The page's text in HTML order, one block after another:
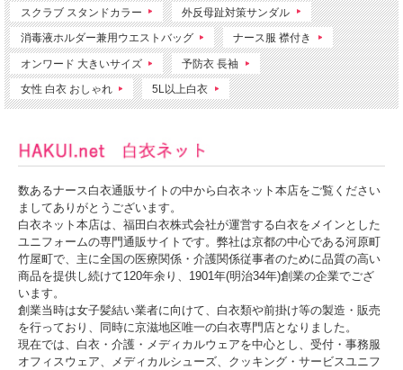
中ポケット付き：ダブルポケット仕様、携帯品の仕分けに便利です。
ウエストループ：右脇には、ボタンで留めるウエストループ付き。
スクラブ スタンドカラー 外反母趾対策サンダル
消毒液ホルダー兼用ウエストバッグ ナース服 襟付き
オンワード 大きいサイズ 予防衣 長袖
女性 白衣 おしゃれ 5L以上白衣
数あるナース白衣通販サイトの中から白衣ネット本店をご覧ください
ましてありがとうございます。
白衣ネット本店は、福田白衣株式会社が運営する白衣をメインとした
ユニフォームの専門通販サイトです。弊社は京都の中心である河原町
竹屋町で、主に全国の医療関係・介護関係従事者のために品質の高い
商品を提供し続けて120年余り、1901年(明治34年)創業の企業でござ
います。
創業当時は女子髪結い業者に向けて、白衣類や前掛け等の製造・販売
を行っており、同時に京滋地区唯一の白衣専門店となりました。
現在では、白衣・介護・メディカルウェアを中心とし、受付・事務服
オフィスウェア、メディカルシューズ、クッキング・サービスユニフ